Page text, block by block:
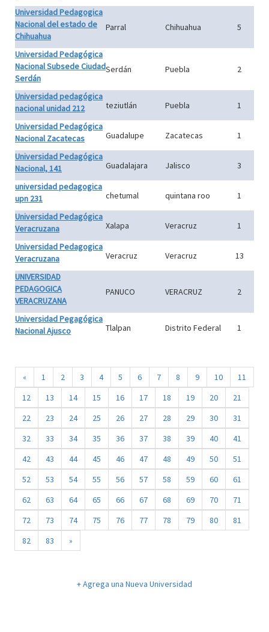
Universidad Pedagogica
Nacional del estado de
Chihuahua
Parral Chihuahua 5
Universidad Pedagógica
Nacional Subsede Ciudad
Serdán
Serdán Puebla 2
Universidad pedagógica
nacional unidad 212
teziutlán Puebla
1
Universidad Pedagógica
Nacional Zacatecas
Guadalupe Zacatecas
1
Universidad Pedagógica
Nacional, 141
Guadalajara Jalisco
3
universidad pedagogica
upn 231
chetumal quintana roo
1
Universidad Pedagógica
Veracruzana
Xalapa Veracruz
1
Universidad Pedagogica
Veracruzana
Veracruz Veracruz
13
UNIVERSIDAD
PEDAGOGICA
VERACRUZANA
PANUCO VERACRUZ 2
Universidad Pegagógica
Nacional Ajusco
Tlalpan Distrito Federal 1
« 1 2 3 4 5 6 7 8 9 10
11
12
13 14 15 16 17 18 19 20
21
22
23 24 25 26 27 28 29 30
31
32
33 34 35 36 37 38 39 40
41
42
43 44 45 46 47 48 49 50
51
52
53 54 55 56 57 58 59 60
61
62
63 64 65 66 67 68 69 70
71
72
73 74 75 76 77 78 79 80
81
82
83 »
+ Agrega una Nueva Universidad